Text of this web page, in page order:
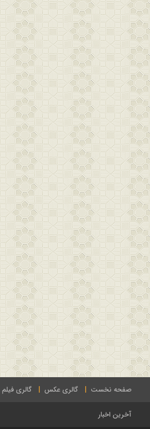
صفحه نخست گالری عکس گالری فیلم
آخرین اخبار